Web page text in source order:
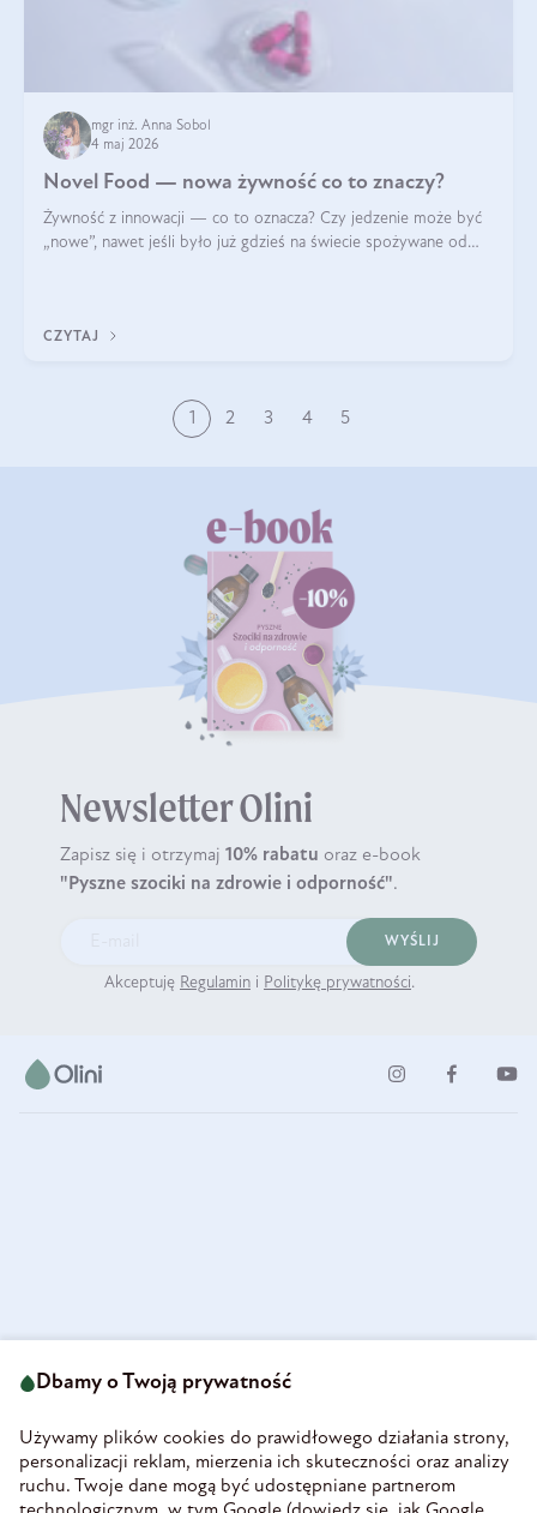
mgr inż. Anna Sobol
4 maj 2026
Novel Food — nowa żywność co to znaczy?
Żywność z innowacji — co to oznacza? Czy jedzenie może być
„nowe”, nawet jeśli było już gdzieś na świecie spożywane od
CZYTAJ
1 2 3 4 5
Newsletter Olini
Zapisz się i otrzymaj 10% rabatu oraz e-book
"Pyszne szociki na zdrowie i odporność".
WYŚLIJ
Akceptuję Regulamin i Politykę prywatności.
58-160 Świebodzice
REGON 890213034
INFORMACJE
Dbamy o Twoją prywatność
Używamy plików cookies do prawidłowego działania strony,
personalizacji reklam, mierzenia ich skuteczności oraz analizy
ruchu. Twoje dane mogą być udostępniane partnerom